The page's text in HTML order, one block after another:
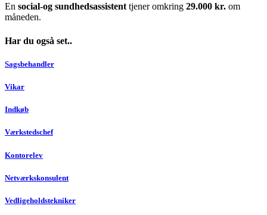
En social-og sundhedsassistenttjener omkring 29.000 kr. om
måneden.
Har du også set..
Sagsbehandler
Vikar
Indkøb
Værkstedschef
Kontorelev
Netværkskonsulent
Vedligeholdstekniker